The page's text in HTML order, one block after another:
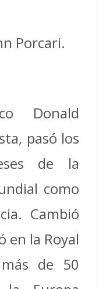
Porcari.
Donald
pasó los
de la
como
Cambió
en la Royal
de 50